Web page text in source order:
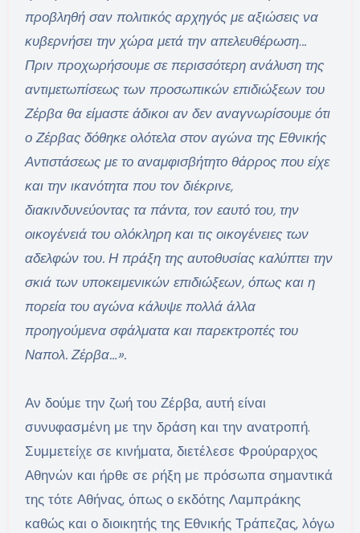
προβληθή σαν πολιτικός αρχηγός με αξιώσεις να
κυβερνήσει την χώρα μετά την απελευθέρωση...
Πριν προχωρήσουμε σε περισσότερη ανάλυση της
αντιμετωπίσεως των προσωπικών επιδιώξεων του
Ζέρβα θα είμαστε άδικοι αν δεν αναγνωρίσουμε ότι
ο Ζέρβας δόθηκε ολότελα στον αγώνα της Εθνικής
Αντιστάσεως με το αναμφισβήτητο θάρρος που είχε
και την ικανότητα που τον διέκρινε,
διακινδυνεύοντας τα πάντα, τον εαυτό του, την
οικογένειά του ολόκληρη και τις οικογένειες των
αδελφών του. Η πράξη της αυτοθυσίας καλύπτει την
σκιά των υποκειμενικών επιδιώξεων, όπως και η
πορεία του αγώνα κάλυψε πολλά άλλα
προηγούμενα σφάλματα και παρεκτροπές του
Ναπολ. Ζέρβα…».
Αν δούμε την ζωή του Ζέρβα, αυτή είναι
συνυφασμένη με την δράση και την ανατροπή.
Συμμετείχε σε κινήματα, διετέλεσε Φρούραρχος
Αθηνών και ήρθε σε ρήξη με πρόσωπα σημαντικά
της τότε Αθήνας, όπως ο εκδότης Λαμπράκης
καθώς και ο διοικητής της Εθνικής Τράπεζας, λόγω